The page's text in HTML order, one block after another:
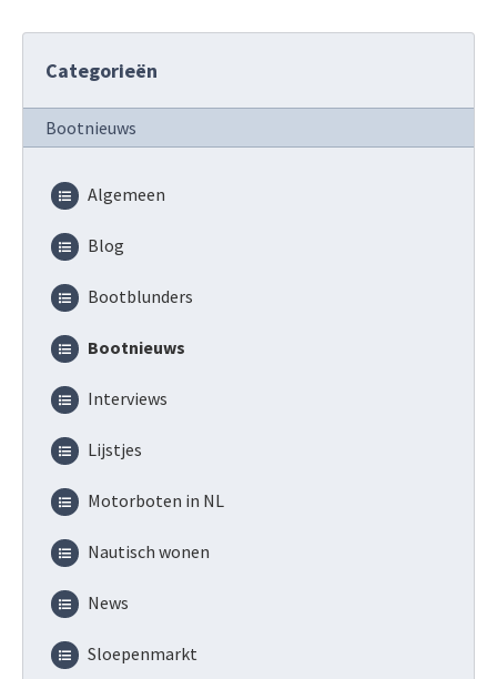
Categorieën
Bootnieuws
Algemeen
Blog
Bootblunders
Bootnieuws
Interviews
Lijstjes
Motorboten in NL
Nautisch wonen
News
Sloepenmarkt